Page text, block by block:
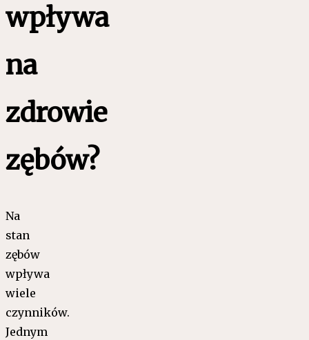
wpływa
na
zdrowie
zębów?
Na
stan
zębów
wpływa
wiele
czynników.
Jednym